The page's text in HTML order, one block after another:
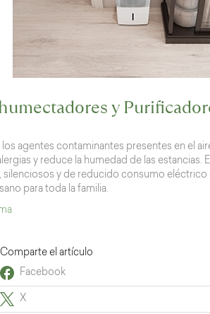
Comparte el artículo
Facebook
X
y
los agentes contaminantes presentes en el
y reduce la humedad de las estancias.
silenciosos y de reducido consumo eléctrico
para toda la familia.